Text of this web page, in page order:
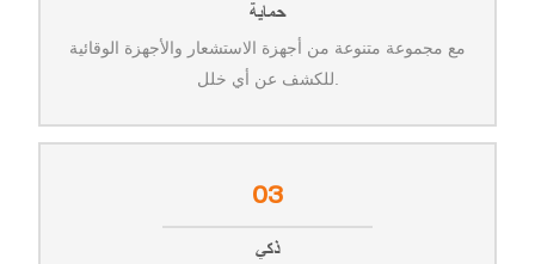
حماية
مع مجموعة متنوعة من أجهزة الاستشعار والأجهزة الوقائية
للكشف عن أي خلل.
03
ذكي